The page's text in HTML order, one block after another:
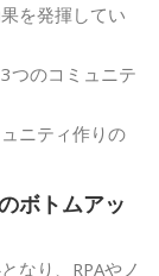
を発揮してい
つのコミュニテ
ニティ作りの
ボトムアッ
なり、RPAやノ